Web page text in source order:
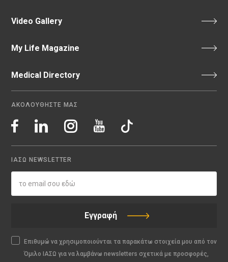
Video Gallery
My Life Magazine
Medical Directory
ΑΚΟΛΟΥΘΗΣΤΕ ΜΑΣ
ΙΑΣΩ NEWSLETTER
Εγγραφή
Επιθυμώ να χρησιμοποιούνται τα παρακάτω στοιχεία μου από τον
Όμιλο ΙΑΣΩ για να λαμβάνω newsletters σχετικά με προσφορές,